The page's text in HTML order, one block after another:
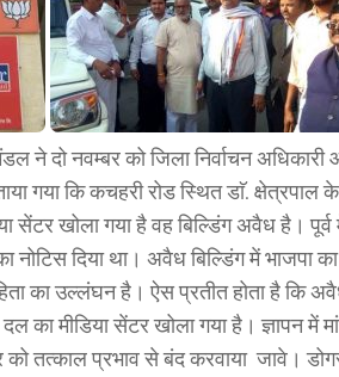
ने दो नवम्बर को जिला निर्वाचन अधिकारी
गया कि कचहरी रोड स्थित डाॅ.
सेंटर खोला गया है वह बिल्डिंग अवैध है।
दिया था। अवैध बिल्डिंग में भाजपा का
का उल्लंघन है। ऐस प्रतीत होता है कि
का मीडिया सेंटर खोला गया है। ज्ञापन में
तत्काल प्रभाव से बंद करवाया जावे।